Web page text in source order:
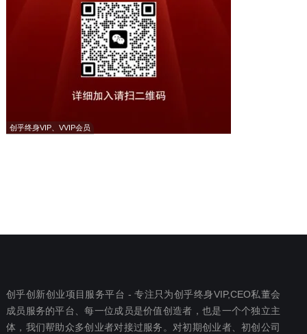
创乎终身VIP、VVIP会员
创乎创新创业项目服务平台 - 专注只为创乎终身VIP,CEO私董会
成员服务的平台、每一位成员是价值创造者，也是一个个独立主
体，我们帮助众多创业者对接过服务。对初期创业者、初创公司